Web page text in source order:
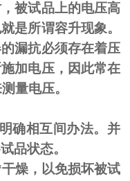
被试品上的电压高
是所谓容升现象。
漏抗必须存在着压
加电压，因此常在
量电压。
确相互间办法。并
品状态。
燥，以免损坏被试